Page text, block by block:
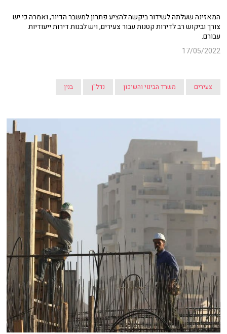
המאזינה שעלתה לשידור ביקשה להציע פתרון למשבר הדיור, ואמרה כי יש
צורך וביקוש רב לדירות קטנות עבור צעירים, ויש לבנות דירות ייעודיות
עבורם.
17/05/2022
צעירים משרד הבינוי והשיכון נדל"ן בנין